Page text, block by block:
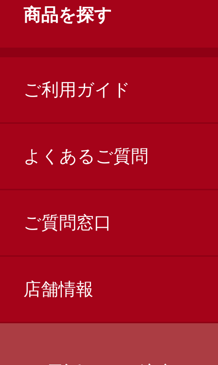
商品を探す
ご利用ガイド
よくあるご質問
ご質問窓口
店舗情報